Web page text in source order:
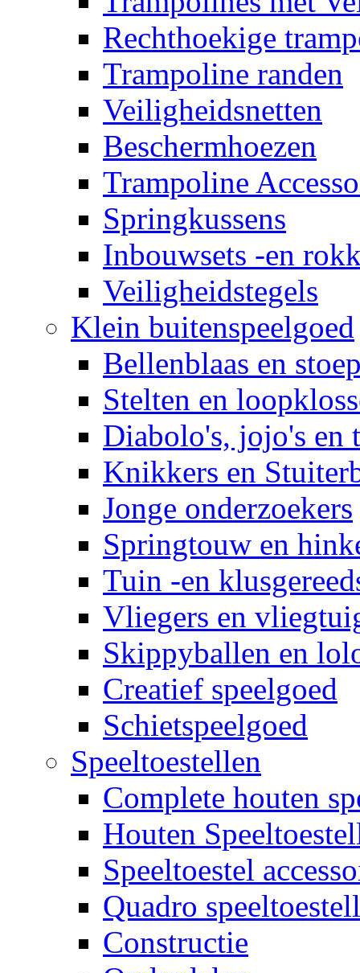
Rechthoekige
Trampoline randen
Veiligheidsnetten
Beschermhoezen
Trampoline
Springkussens
Inbouwsets -en
Veiligheidstegels
Klein buitenspeelgoed
Bellenblaas en
Stelten en
Diabolo's, jojo's en
Knikkers en
Jonge onderzoekers
Springtouw en
Tuin -en
Vliegers en
Skippyballen en
Creatief speelgoed
Schietspeelgoed
Speeltoestellen
Complete houten
Houten
Speeltoestel
Quadro
Constructie